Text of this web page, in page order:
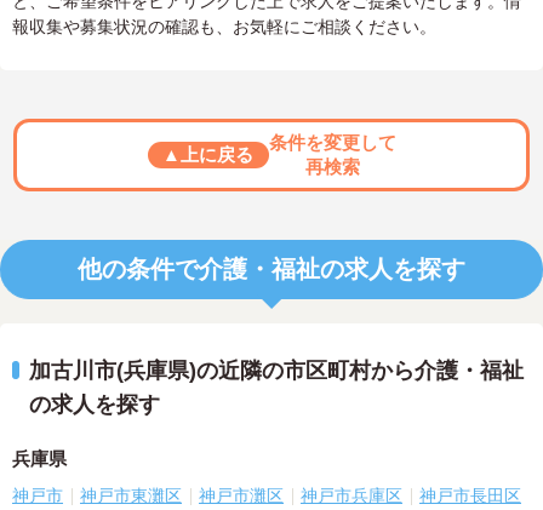
報収集や募集状況の確認も、お気軽にご相談ください。
▲上に戻る
条件を変更して
再検索
他の条件で介護・福祉の求人を探す
加古川市(兵庫県)の近隣の市区町村から介護・福祉
の求人を探す
兵庫県
神戸市 神戸市東灘区 神戸市灘区 神戸市兵庫区
神戸市長田区